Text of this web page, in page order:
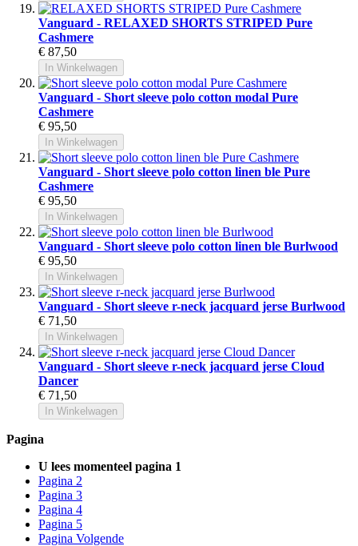
Vanguard - RELAXED SHORTS STRIPED Pure
Cashmere
€ 87,50
In Winkelwagen
Vanguard - Short sleeve polo cotton modal Pure
Cashmere
€ 95,50
In Winkelwagen
Vanguard - Short sleeve polo cotton linen ble Pure
Cashmere
€ 95,50
In Winkelwagen
Vanguard - Short sleeve polo cotton linen ble Burlwood
€ 95,50
In Winkelwagen
Vanguard - Short sleeve r-neck jacquard jerse Burlwood
€ 71,50
In Winkelwagen
Vanguard - Short sleeve r-neck jacquard jerse Cloud
Dancer
€ 71,50
In Winkelwagen
Pagina
U lees momenteel pagina 1
Pagina 2
Pagina 3
Pagina 4
Pagina 5
Pagina Volgende